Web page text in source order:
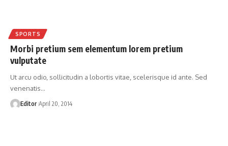
SPORTS
Morbi pretium sem elementum lorem pretium
vulputate
Ut arcu odio, sollicitudin a lobortis vitae, scelerisque id ante. Sed
venenatis…
Editor April 20, 2014